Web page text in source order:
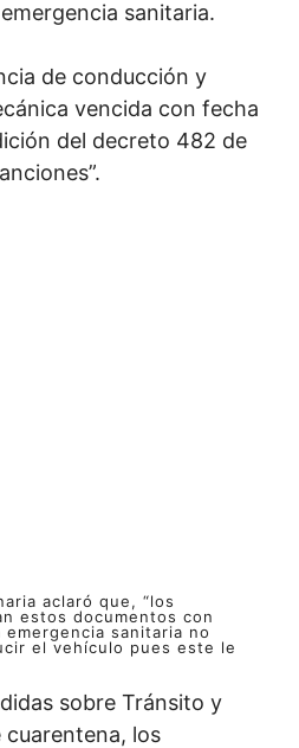
sanitaria.
de conducción y
vencida con fecha
del decreto 482 de
aclaró que, “los
estos documentos con
sanitaria no
el vehículo pues este le
sobre Tránsito y
los